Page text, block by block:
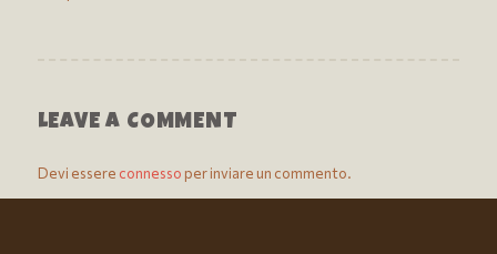
LEAVE A COMMENT
Devi essere connesso per inviare un commento.